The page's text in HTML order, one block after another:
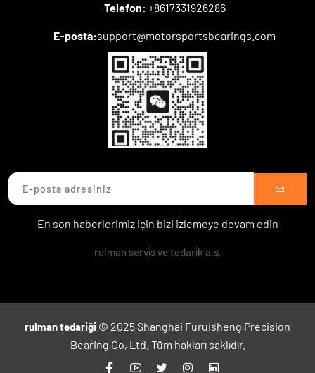
Telefon: +8617331926286
E-posta:support@motorsportsbearings.com
En son haberlerimiz için bizi izlemeye devam edin
rulman servi̇s ve tedari̇k a.ş.
rulman tedari̇ği̇ © 2025 Shanghai Furuisheng Precision
Bearing Co, Ltd. Tüm hakları saklıdır.